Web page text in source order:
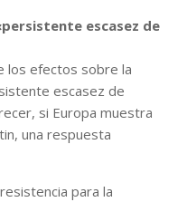
escasez de
los efectos sobre la
escasez de
si Europa muestra
una respuesta
para la